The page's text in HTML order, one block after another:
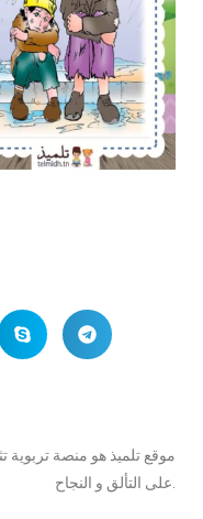
موقع تلميذ هو منصة تربوية